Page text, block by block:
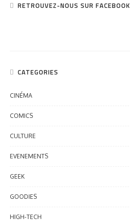
RETROUVEZ-NOUS SUR FACEBOOK
CATEGORIES
CINÉMA
COMICS
CULTURE
EVENEMENTS
GEEK
GOODIES
HIGH-TECH